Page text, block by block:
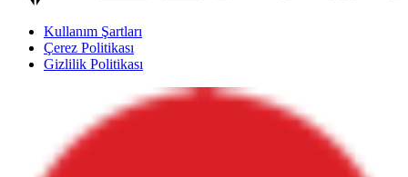
Kullanım Şartları
Çerez Politikası
Gizlilik Politikası